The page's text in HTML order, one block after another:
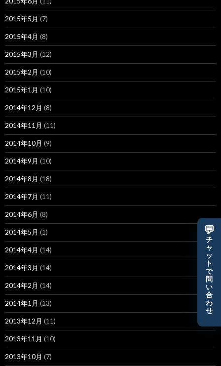
2015年5月 (7)
2015年4月 (8)
2015年3月 (12)
2015年2月 (10)
2015年1月 (10)
2014年12月 (8)
2014年11月 (11)
2014年10月 (9)
2014年9月 (10)
2014年8月 (18)
2014年7月 (11)
2014年6月 (8)
2014年5月 (1)
2014年4月 (14)
2014年3月 (14)
2014年2月 (14)
2014年1月 (13)
2013年12月 (11)
2013年11月 (10)
2013年10月 (7)
💬
チ
ャ
ッ
ト
で
問
い
合
わ
せ